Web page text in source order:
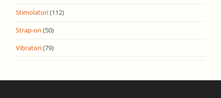
Stimolatori(112)
Strap-on (50)
Vibratori(79)